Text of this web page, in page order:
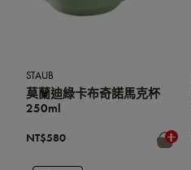
STAUB
莫蘭迪綠卡布奇諾馬克杯
250ml
NT$580